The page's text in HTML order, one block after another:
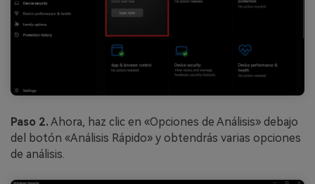
Paso 2.Ahora, haz clic en «Opciones de Análisis» debajo
del botón «Análisis Rápido» y obtendrás varias opciones
de análisis.